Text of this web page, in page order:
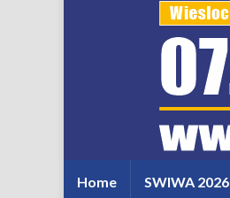
Home SWIWA 2026